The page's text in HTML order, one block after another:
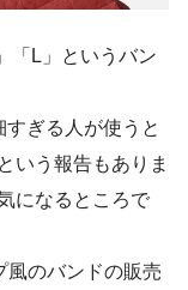
「L」というバン
ぎる人が使うと
いう報告もありま
になるところで
風のバンドの販売